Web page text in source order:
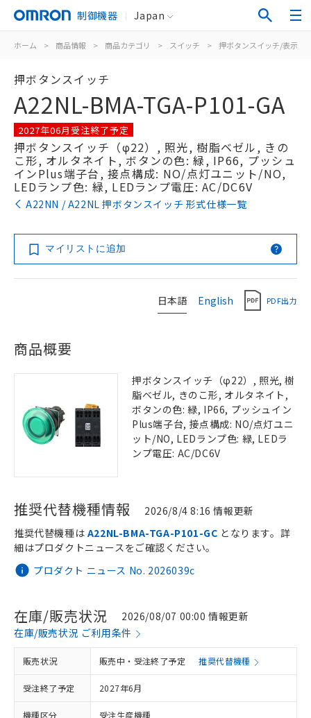
制御機器 Japan
ホーム > 商品情報 > 商品カテゴリ > スイッチ > 押ボタンスイッチ/表示灯
押ボタンスイッチ
A22NL-BMA-TGA-P101-GA
2027年06月受注終了予定
押ボタンスイッチ（φ22）, 照光, 樹脂ベゼル, きの
こ形, オルタネイト, ボタンの色: 緑, IP66, プッシュ
インPlus端子台, 接点構成: NO/点灯ユニット/NO,
LEDランプ色: 緑, LEDランプ電圧: AC/DC6V
A22NN / A22NL 押ボタンスイッチ 形式仕様一覧
マイリストに追加
日本語 English PDF出力
商品概要
押ボタンスイッチ（φ22）, 照光, 樹
脂ベゼル, きのこ形, オルタネイト,
ボタンの色: 緑, IP66, プッシュイン
Plus端子台, 接点構成: NO/点灯ユニ
ット/NO, LEDランプ色: 緑, LEDラ
ンプ電圧: AC/DC6V
推奨代替機種情報 2026/8/4 8:16 情報更新
プロダクト ニュース No. 2026039c
推奨代替機種は A22NL-BMA-TGA-P101-GC となります。詳
細はプロダクトニュースをご確認ください。
在庫/販売状況
2026/08/07 00:00 情報更新
在庫/販売状況 ご利用条件
販売状況 販売中・受注終了予定 推奨代替機種
受注終了予定 2027年6月
機種区分 受注生産機種